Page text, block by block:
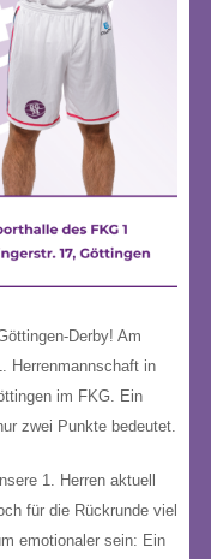
Derby! Am
Herrenmannschaft in
im FKG. Ein
zwei Punkte bedeutet.
1. Herren aktuell
für die Rückrunde viel
emotionaler sein: Ein